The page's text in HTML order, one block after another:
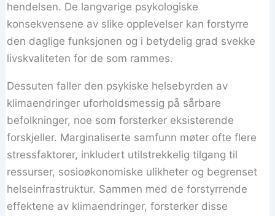
hendelsen. De langvarige psykologiske
konsekvensene av slike opplevelser kan forstyrre
den daglige funksjonen og i betydelig grad svekke
livskvaliteten for de som rammes.
Dessuten faller den psykiske helsebyrden av
klimaendringer uforholdsmessig på sårbare
befolkninger, noe som forsterker eksisterende
forskjeller. Marginaliserte samfunn møter ofte flere
stressfaktorer, inkludert utilstrekkelig tilgang til
ressurser, sosioøkonomiske ulikheter og begrenset
helseinfrastruktur. Sammen med de forstyrrende
effektene av klimaendringer, forsterker disse